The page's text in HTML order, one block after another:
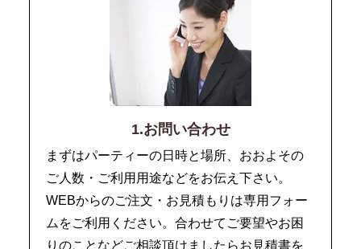
1.お問い合わせ
まずはパーティーの日時と場所、おおよその
ご人数・ご利用用途などをお伝え下さい。
WEBからのご注文・お見積もりは専用フォー
ムをご利用ください。合わせてご要望やお困
りのことなどご相談頂けましたらお見積書を